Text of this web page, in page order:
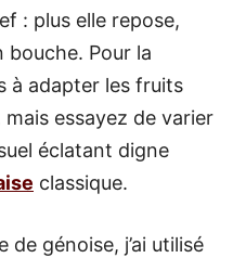
: plus elle repose,
bouche. Pour la
à adapter les fruits
essayez de varier
éclatant digne
classique.
de génoise, j’ai utilisé